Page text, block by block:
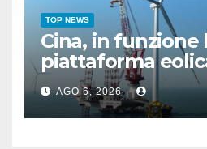
TOP NEWS
Cina, in funzione
piattaforma
galleggiante da
AGO 6, 2026